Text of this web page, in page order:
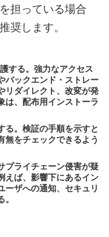
担っている場合
奨します。
する。強力なアクセス
バックエンド・ストレー
リダイレクト、改変が発
は、配布用インストーラ
る。検証の手順を示すと
無をチェックできるよう
プライチェーン侵害が疑
えば、影響下にあるイン
ーザへの通知、セキュリ